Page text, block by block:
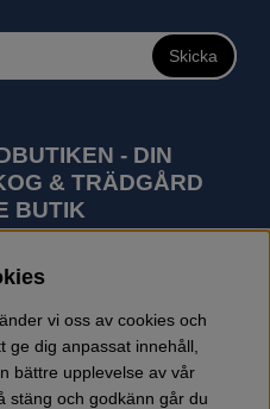
Skicka
- DIN
& TRÄDGÅRD
BUTIK
skogsmaskiner och
finns bl.a. robotgräsklippare,
riders, åkgräsklippare,
häcksaxar, lövblåsar,
och arbetskläder.
vi oss av cookies och
ge dig anpassat innehåll,
bättre upplevelse av vår
stäng och godkänn går du